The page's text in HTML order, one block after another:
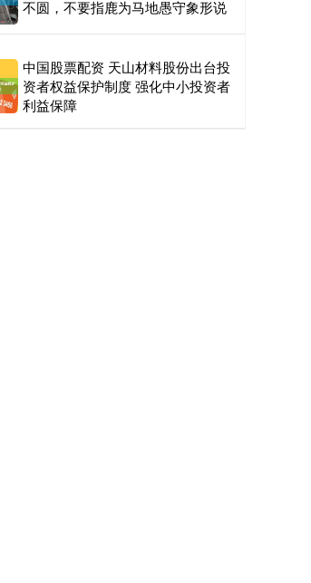
不圆，不要指鹿为马地愚守象形说
中国股票配资 天山材料股份出台投
资者权益保护制度 强化中小投资者
利益保障